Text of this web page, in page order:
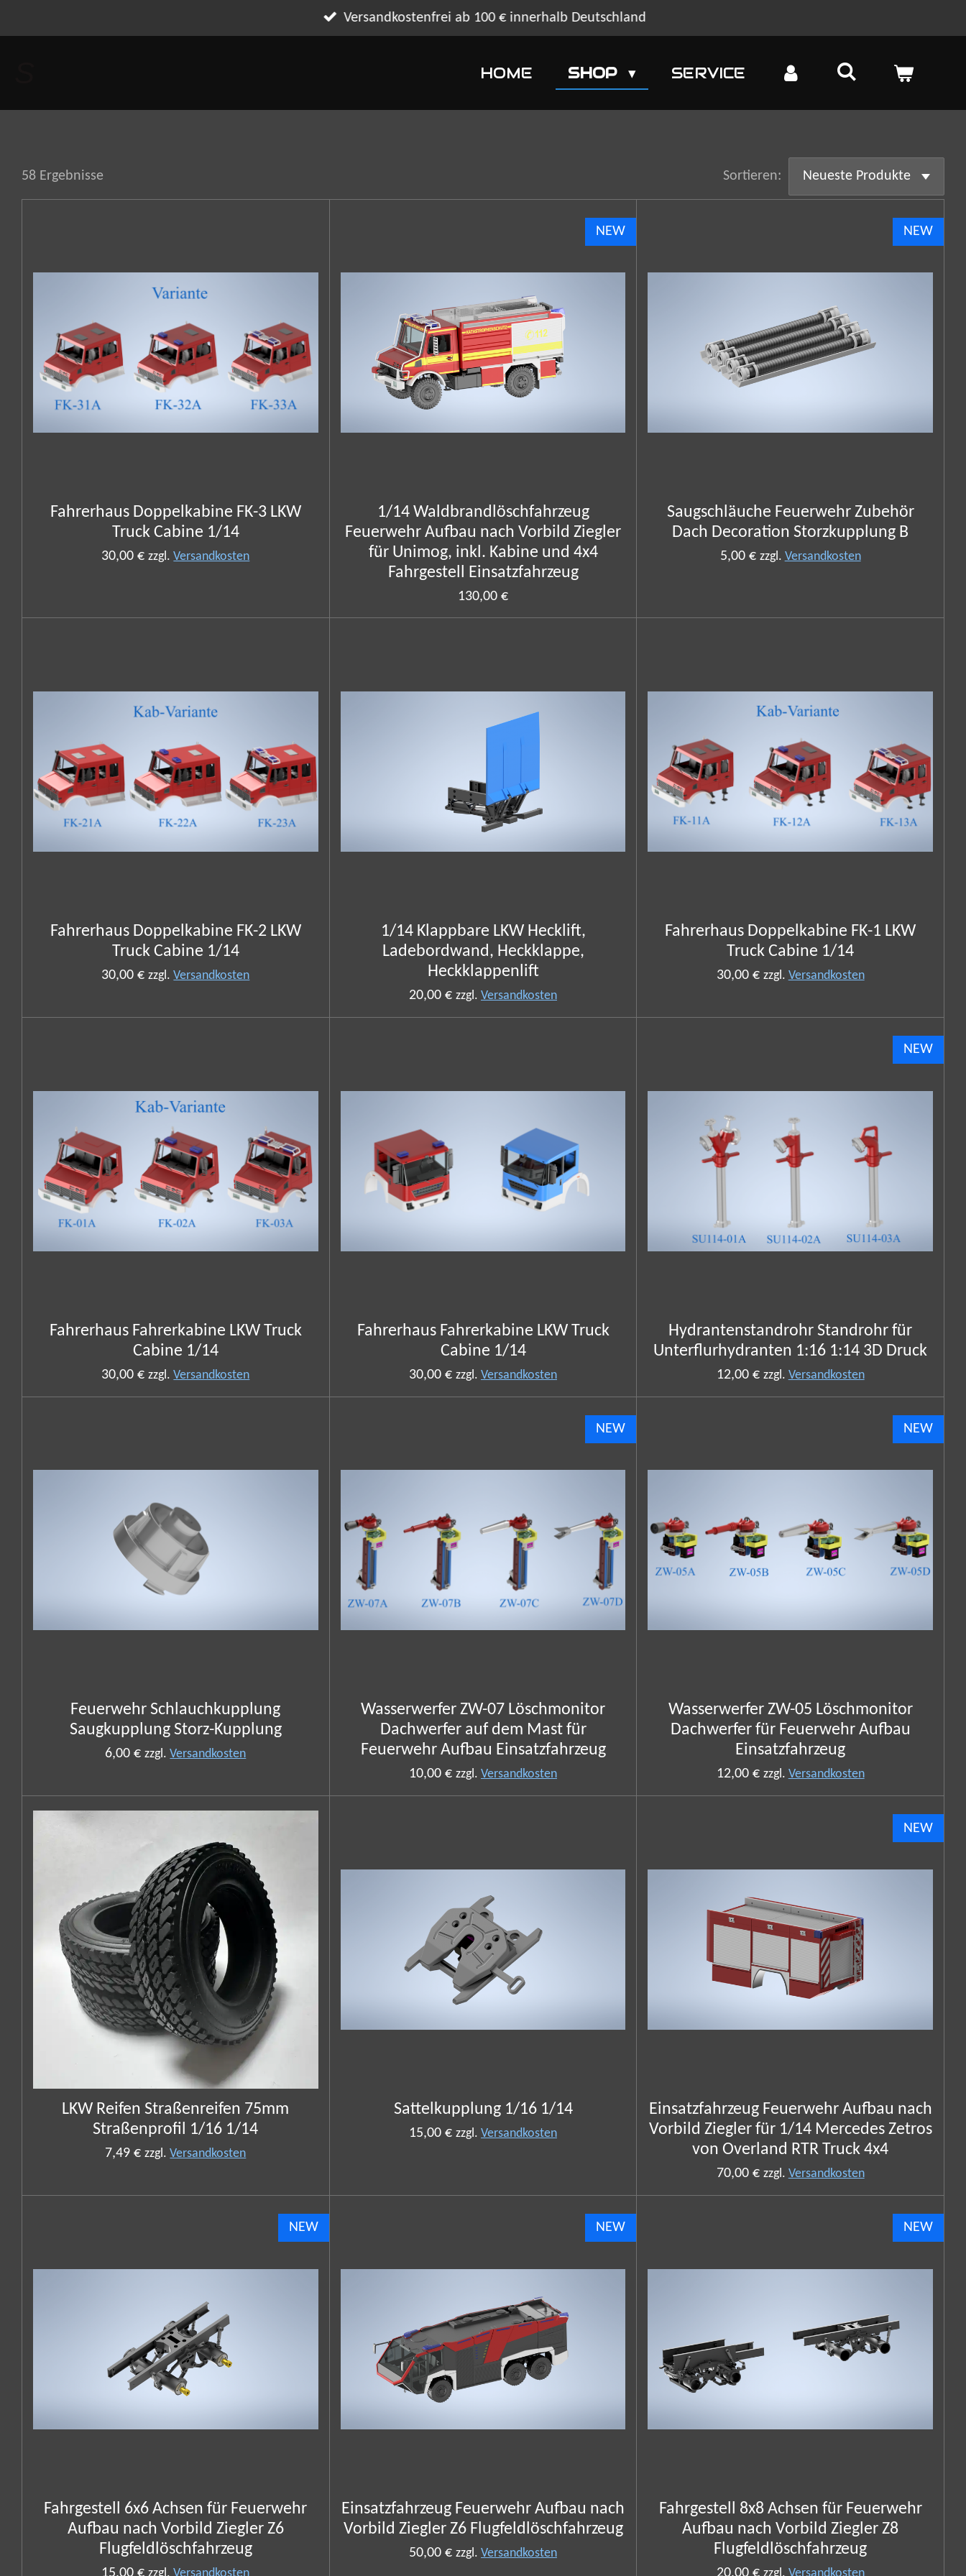
Hauptinhalt
Versandkostenfrei ab 100 € innerhalb Deutschland
HOME SHOP SERVICE
58 Ergebnisse Sortieren:
Fahrerhaus Doppelkabine FK-3 LKW
Truck Cabine 1/14
30,00 € zzgl.Versandkosten
NEW
1/14 Waldbrandlöschfahrzeug
Feuerwehr Aufbau nach Vorbild Ziegler
für Unimog, inkl. Kabine und 4x4
Fahrgestell Einsatzfahrzeug
130,00 €
NEW
Saugschläuche Feuerwehr Zubehör
Dach Decoration Storzkupplung B
5,00 € zzgl. Versandkosten
Fahrerhaus Doppelkabine FK-2 LKW
Truck Cabine 1/14
30,00 € zzgl.Versandkosten
1/14 Klappbare LKW Hecklift,
Ladebordwand, Heckklappe,
Heckklappenlift
20,00 € zzgl. Versandkosten
Fahrerhaus Doppelkabine FK-1 LKW
Truck Cabine 1/14
30,00 € zzgl. Versandkosten
Fahrerhaus Fahrerkabine LKW Truck
Cabine 1/14
30,00 € zzgl.Versandkosten
Fahrerhaus Fahrerkabine LKW Truck
Cabine 1/14
30,00 € zzgl. Versandkosten
NEW
Hydrantenstandrohr Standrohr für
Unterflurhydranten 1:16 1:14 3D Druck
12,00 € zzgl. Versandkosten
Feuerwehr Schlauchkupplung
Saugkupplung Storz-Kupplung
6,00 € zzgl.Versandkosten
NEW
Wasserwerfer ZW-07 Löschmonitor
Dachwerfer auf dem Mast für
Feuerwehr Aufbau Einsatzfahrzeug
10,00 € zzgl. Versandkosten
NEW
Wasserwerfer ZW-05 Löschmonitor
Dachwerfer für Feuerwehr Aufbau
Einsatzfahrzeug
12,00 € zzgl. Versandkosten
LKW Reifen Straßenreifen 75mm
Straßenprofil 1/16 1/14
7,49 € zzgl.Versandkosten
Sattelkupplung 1/16 1/14
15,00 € zzgl. Versandkosten
NEW
Einsatzfahrzeug Feuerwehr Aufbau nach
Vorbild Ziegler für 1/14 Mercedes Zetros
von Overland RTR Truck 4x4
70,00 € zzgl. Versandkosten
NEW
Fahrgestell 6x6 Achsen für Feuerwehr
Aufbau nach Vorbild Ziegler Z6
Flugfeldlöschfahrzeug
15,00 € zzgl.Versandkosten
NEW
Einsatzfahrzeug Feuerwehr Aufbau nach
Vorbild Ziegler Z6 Flugfeldlöschfahrzeug
50,00 € zzgl. Versandkosten
NEW
Fahrgestell 8x8 Achsen für Feuerwehr
Aufbau nach Vorbild Ziegler Z8
Flugfeldlöschfahrzeug
20,00 € zzgl. Versandkosten